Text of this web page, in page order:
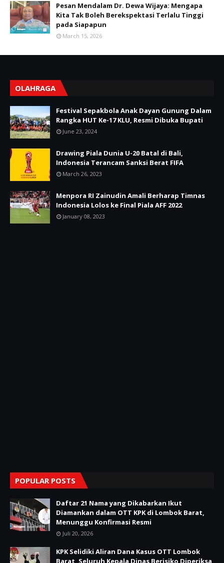
Pesan Mendalam Dr. Dewa Wijaya: Mengapa
Kita Tak Boleh Berekspektasi Terlalu Tinggi
pada Siapapun
March 15, 2026
OLAHRAGA
Festival Sepakbola Anak Dayan Gunung Dalam
Rangka HUT Ke-17 KLU, Resmi Dibuka Bupati
June 23, 2024
Drawing Piala Dunia U-20 Batal di Bali,
Indonesia Terancam Sanksi Berat FIFA
March 26, 2023
Menpora RI Zainudin Amali Berharap Timnas
Indonesia Lolos ke Final Piala AFF 2022
January 08, 2023
POPULAR POSTS
Daftar 21 Nama yang Dikabarkan Ikut
Diamankan dalam OTT KPK di Lombok Barat,
Menunggu Konfirmasi Resmi
Juli 20, 2026
KPK Selidiki Aliran Dana Kasus OTT Lombok
Barat, Seluruh Kepala Dinas Berisiko Diperiksa